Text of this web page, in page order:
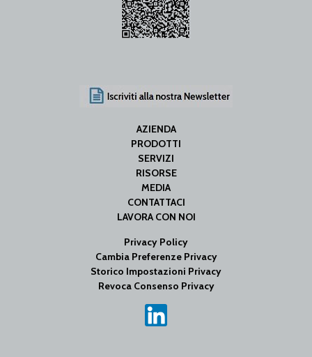
AZIENDA
PRODOTTI
SERVIZI
RISORSE
MEDIA
CONTATTACI
LAVORA CON NOI
Privacy Policy
Cambia Preferenze Privacy
Storico Impostazioni Privacy
Revoca Consenso Privacy